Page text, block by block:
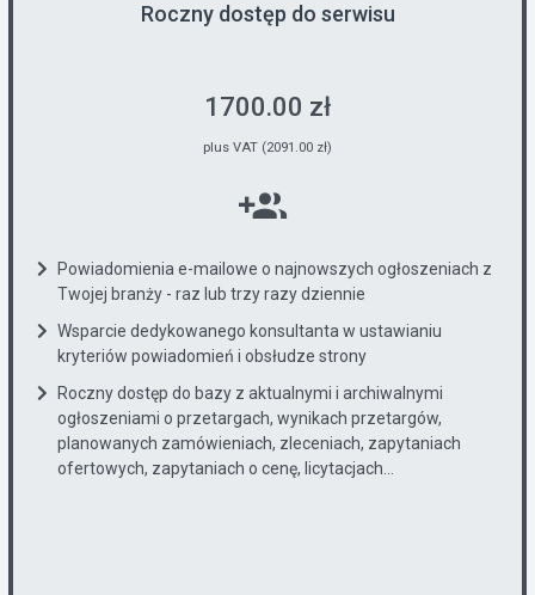
Roczny dostęp do serwisu
1700.00 zł
plus VAT (2091.00 zł)
Powiadomienia e-mailowe o najnowszych ogłoszeniach z
Twojej branży - raz lub trzy razy dziennie
Wsparcie dedykowanego konsultanta w ustawianiu
kryteriów powiadomień i obsłudze strony
Roczny dostęp do bazy z aktualnymi i archiwalnymi
ogłoszeniami o przetargach, wynikach przetargów,
planowanych zamówieniach, zleceniach, zapytaniach
ofertowych, zapytaniach o cenę, licytacjach...